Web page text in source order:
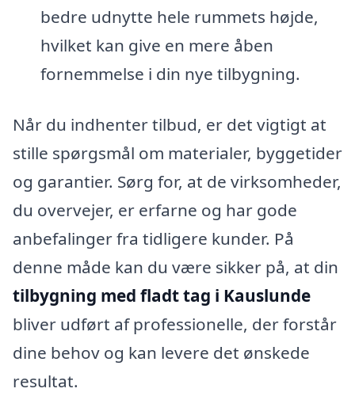
bedre udnytte hele rummets højde,
hvilket kan give en mere åben
fornemmelse i din nye tilbygning.
Når du indhenter tilbud, er det vigtigt at
stille spørgsmål om materialer, byggetider
og garantier. Sørg for, at de virksomheder,
du overvejer, er erfarne og har gode
anbefalinger fra tidligere kunder. På
denne måde kan du være sikker på, at din
tilbygning med fladt tag i Kauslunde
bliver udført af professionelle, der forstår
dine behov og kan levere det ønskede
resultat.